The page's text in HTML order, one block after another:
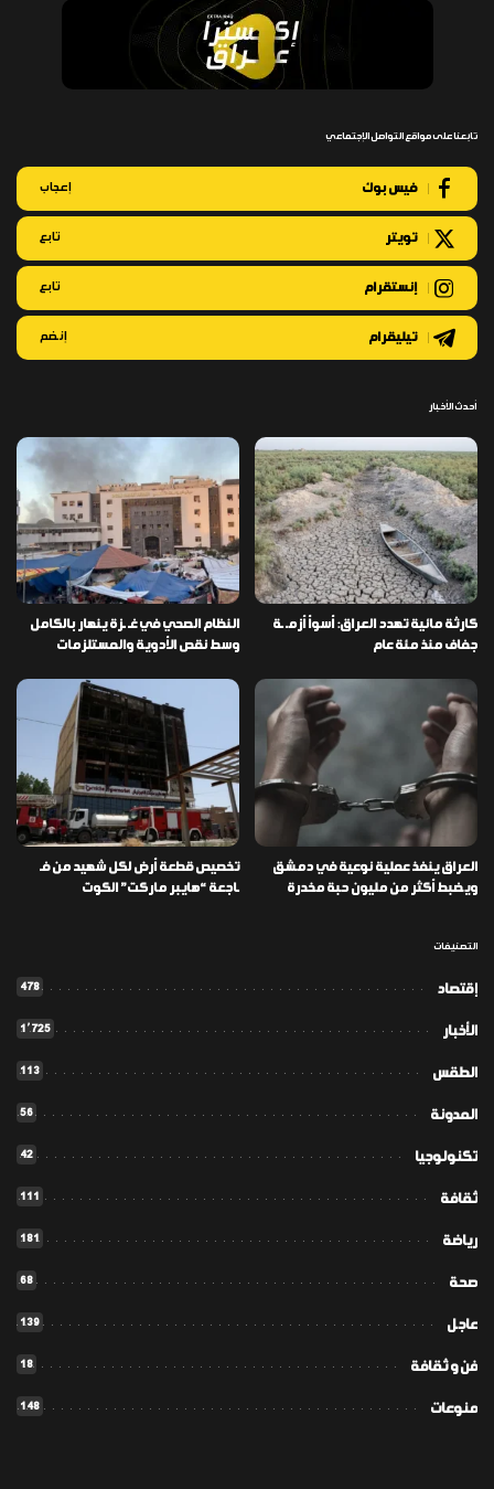
تابعنا على مواقع التواصل الإجتماعي
فيس بوك إعجاب
تويتر تابع
إنستقرام تابع
تيليقرام إنضم
أحدث الأخبار
كارثة مائية تهدد العراق: أسوأ أزمـ ـة
جفاف منذ مئة عام
النظام الصحي في غـ ـزة ينهار بالكامل
وسط نقص الأدوية والمستلزمات
العراق ينفذ عملية نوعية في دمشق
ويضبط أكثر من مليون حبة مخدرة
تخصيص قطعة أرض لكل شهيد من فـ
ـاجعة “هايبر ماركت” الكوت
التصنيفات
إقتصاد 478
الأخبار 1٬725
الطقس 113
المدونة 56
تكنولوجيا 42
ثقافة 111
رياضة 181
صحة 68
عاجل 139
فن و ثقافة 18
منوعات 148